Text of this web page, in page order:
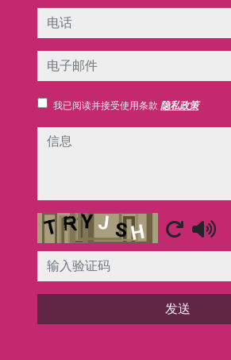
电话
电子邮件
我已阅读并接受使用条款 隐私政策
信息
Captcha
发送